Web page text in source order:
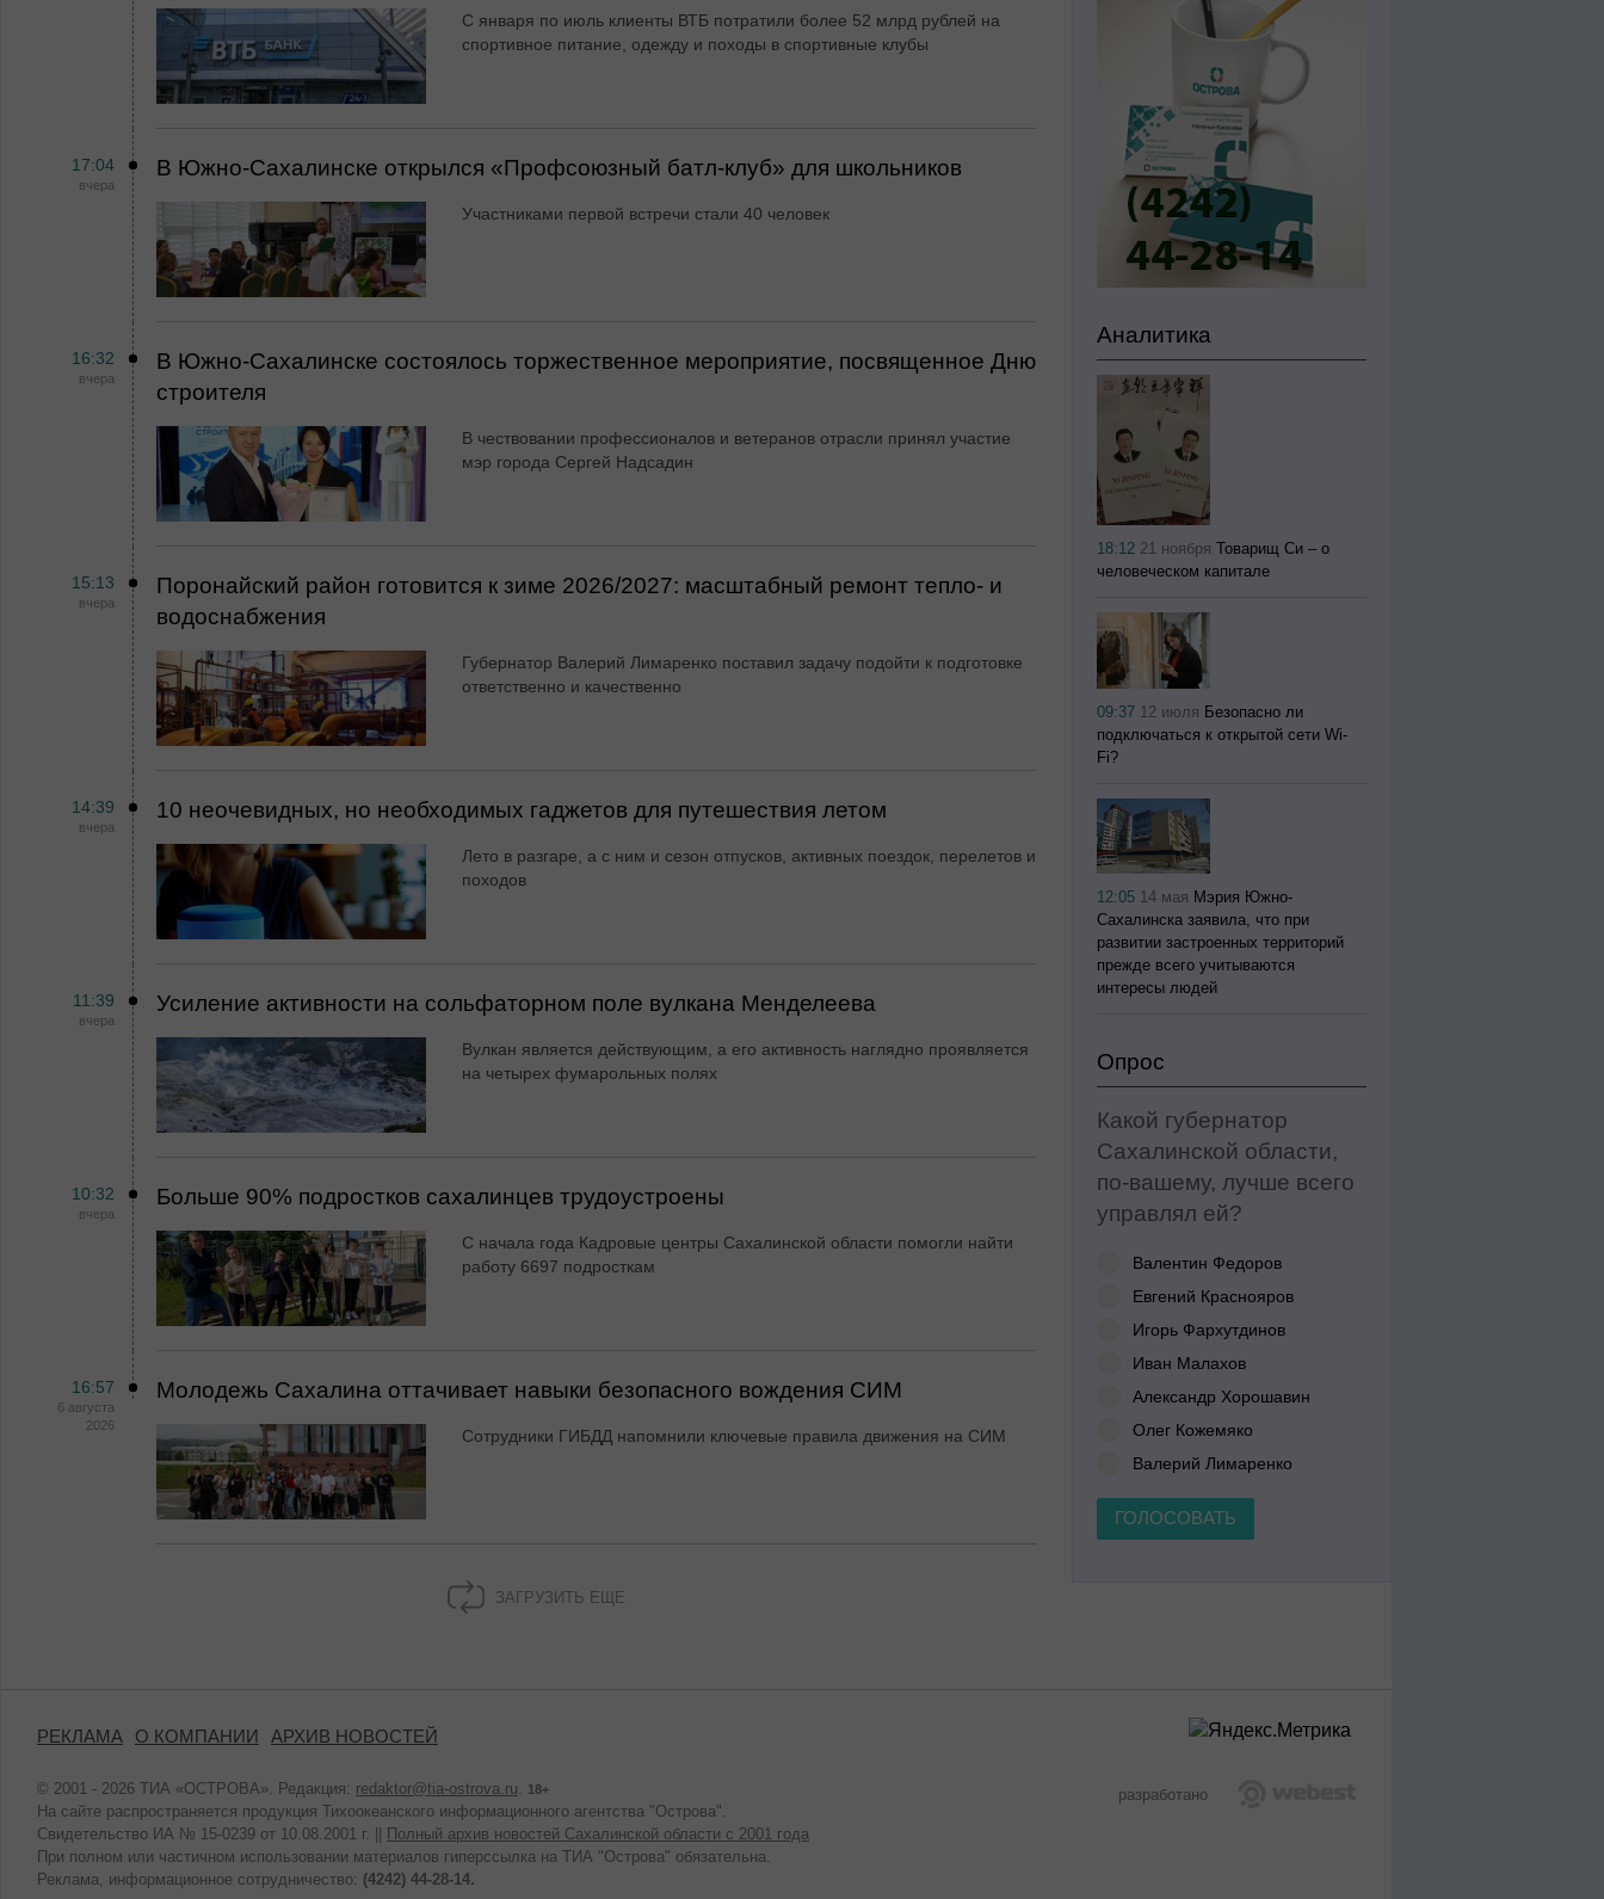
С января по июль клиенты ВТБ потратили более 52 млрд рублей на
спортивное питание, одежду и походы в спортивные клубы
17:04
вчера
В Южно-Сахалинске открылся «Профсоюзный батл-клуб» для школьников
Участниками первой встречи стали 40 человек
16:32
вчера
В Южно-Сахалинске состоялось торжественное мероприятие, посвященное Дню
строителя
В чествовании профессионалов и ветеранов отрасли принял участие
мэр города Сергей Надсадин
15:13
вчера
Поронайский район готовится к зиме 2026/2027: масштабный ремонт тепло- и
водоснабжения
Губернатор Валерий Лимаренко поставил задачу подойти к подготовке
ответственно и качественно
14:39
вчера
10 неочевидных, но необходимых гаджетов для путешествия летом
Лето в разгаре, а с ним и сезон отпусков, активных поездок, перелетов и
походов
11:39
вчера
Усиление активности на сольфаторном поле вулкана Менделеева
Вулкан является действующим, а его активность наглядно проявляется
на четырех фумарольных полях
10:32
вчера
Больше 90% подростков сахалинцев трудоустроены
С начала года Кадровые центры Сахалинской области помогли найти
работу 6697 подросткам
16:57
6 августа
2026
Молодежь Сахалина оттачивает навыки безопасного вождения СИМ
Сотрудники ГИБДД напомнили ключевые правила движения на СИМ
ЗАГРУЗИТЬ ЕЩЕ
Аналитика
18:12 21 ноября Товарищ Си – о
человеческом капитале
09:37 12 июля Безопасно ли
подключаться к открытой сети Wi-
Fi?
12:05 14 мая Мэрия Южно-
Сахалинска заявила, что при
развитии застроенных территорий
прежде всего учитываются
интересы людей
Опрос
Какой губернатор
Сахалинской области,
по-вашему, лучше всего
управлял ей?
Валентин Федоров
Евгений Краснояров
Игорь Фархутдинов
Иван Малахов
Александр Хорошавин
Олег Кожемяко
Валерий Лимаренко
ГОЛОСОВАТЬ
РЕКЛАМА О КОМПАНИИ АРХИВ НОВОСТЕЙ
© 2001 - 2026 ТИА «ОСТРОВА». Редакция: redaktor@tia-ostrova.ru. 18+
На сайте распространяется продукция Тихоокеанского информационного агентства "Острова".
Свидетельство ИА № 15-0239 от 10.08.2001 г. ||
Полный архив новостей Сахалинской области с 2001 года
При полном или частичном использовании материалов гиперссылка на ТИА "Острова" обязательна.
Реклама, информационное сотрудничество: (4242) 44-28-14.
разработано